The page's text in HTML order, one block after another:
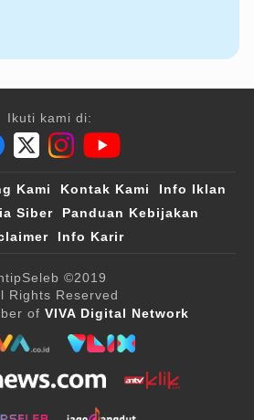
Ikuti kami di:
Kami Kontak Kami
Info Iklan
Siber
Panduan Kebijakan
Info Karir
©2019
Rights Reserved
of VIVA Digital Network